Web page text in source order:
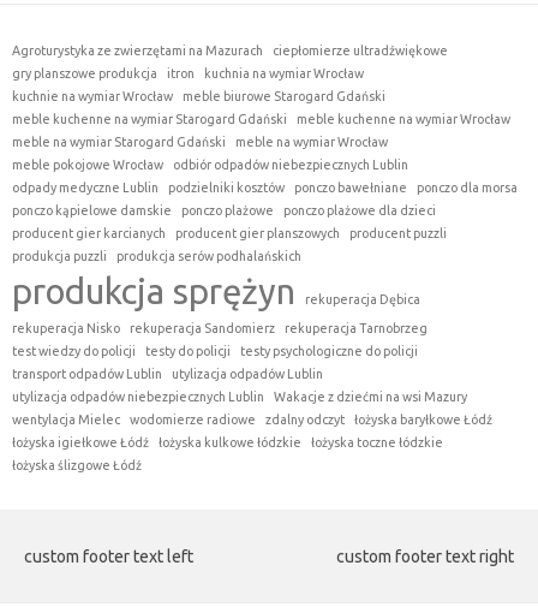
Agroturystyka ze zwierzętami na Mazurach
ciepłomierze ultradźwiękowe
gry planszowe produkcja
itron
kuchnia na wymiar Wrocław
kuchnie na wymiar Wrocław
meble biurowe Starogard Gdański
meble kuchenne na wymiar Starogard Gdański
meble kuchenne na wymiar Wrocław
meble na wymiar Starogard Gdański
meble na wymiar Wrocław
meble pokojowe Wrocław
odbiór odpadów niebezpiecznych Lublin
odpady medyczne Lublin
podzielniki kosztów ponczo bawełniane
ponczo dla morsa
ponczo kąpielowe damskie
ponczo plażowe
ponczo plażowe dla dzieci
producent gier karcianych
producent gier planszowych
producent puzzli
produkcja puzzli
produkcja serów podhalańskich
produkcja sprężyn
rekuperacja Dębica
rekuperacja Nisko
rekuperacja Sandomierz
rekuperacja Tarnobrzeg
test wiedzy do policji
testy do policji
testy psychologiczne do policji
transport odpadów Lublin
utylizacja odpadów Lublin
utylizacja odpadów niebezpiecznych Lublin
Wakacje z dziećmi na wsi Mazury
wentylacja Mielec
wodomierze radiowe zdalny odczyt
łożyska baryłkowe Łódź
łożyska igiełkowe Łódź
łożyska kulkowe łódzkie
łożyska toczne łódzkie
łożyska ślizgowe Łódź
custom footer text left custom footer text right